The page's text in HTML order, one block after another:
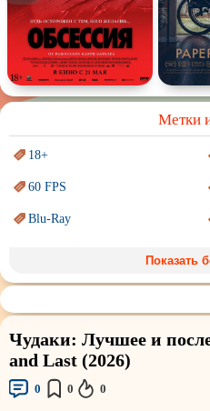
Спектакль Сказка
Метки
18+
60 FPS
Blu-Ray
Sci-Fi (Научнаяфантастика)
Авангард иСюрреализм
Аниме
Врачи
Показать
Чудаки: Лучшее и
and Last (2026)
0 0 0